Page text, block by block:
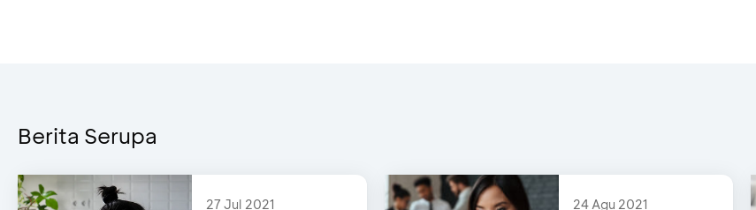
Berita Serupa
27 Jul 2021 24 Agu 2021